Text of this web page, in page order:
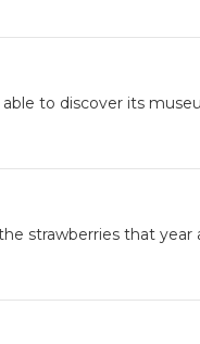
to discover its
strawberries that year